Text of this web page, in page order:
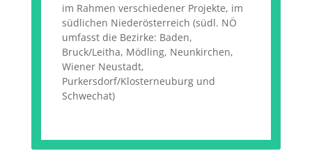
im Rahmen verschiedener Projekte, im
südlichen Niederösterreich (südl. NÖ
umfasst die Bezirke: Baden,
Bruck/Leitha, Mödling, Neunkirchen,
Wiener Neustadt,
Purkersdorf/Klosterneuburg und
Schwechat)